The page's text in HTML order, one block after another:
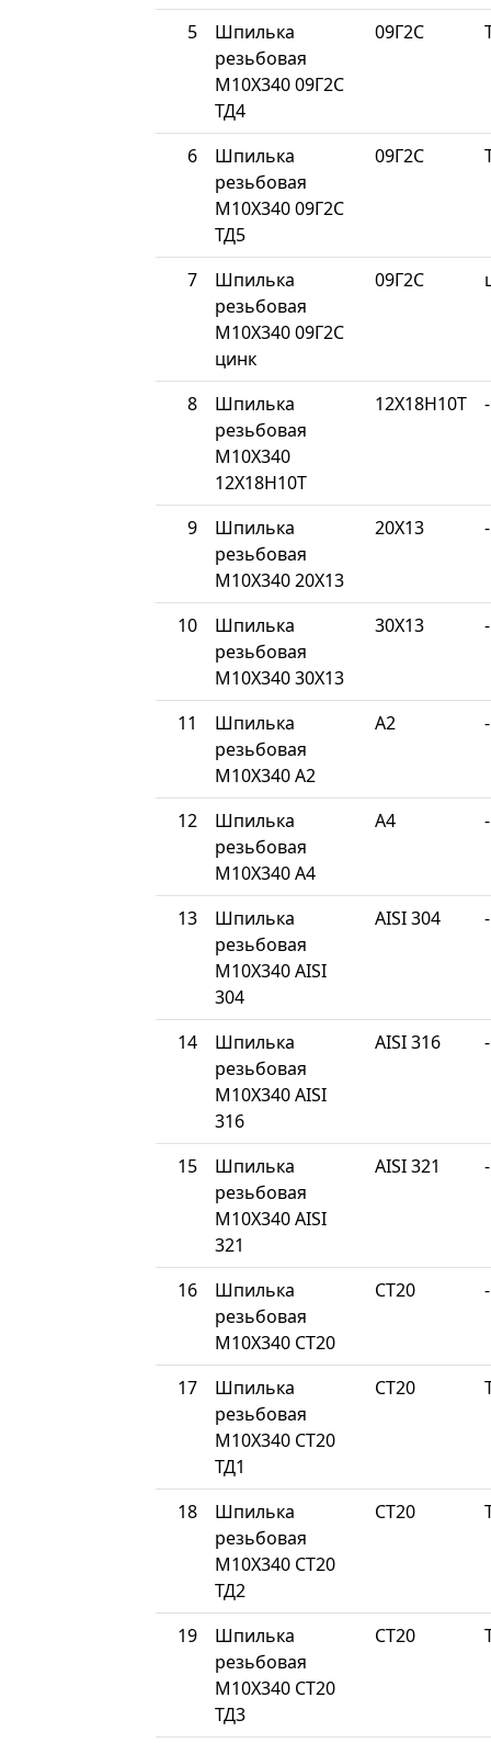
5
Шпилька
резьбовая
М10Х340 09Г2С
ТД4
09Г2С
6
Шпилька
резьбовая
М10Х340 09Г2С
ТД5
09Г2С
7
Шпилька
резьбовая
М10Х340 09Г2С
цинк
09Г2С
8
Шпилька
резьбовая
М10Х340
12Х18Н10Т
12Х18Н10Т -
9
Шпилька
резьбовая
М10Х340 20Х13
20Х13 -
10
Шпилька
резьбовая
М10Х340 30Х13
30Х13 -
11
Шпилька
резьбовая
М10Х340 A2
A2 -
12
Шпилька
резьбовая
М10Х340 A4
A4 -
13
Шпилька
резьбовая
М10Х340 AISI
304
AISI 304 -
14
Шпилька
резьбовая
М10Х340 AISI
316
AISI 316 -
15
Шпилька
резьбовая
М10Х340 AISI
321
AISI 321 -
16
Шпилька
резьбовая
М10Х340 СТ20
СТ20 -
17
Шпилька
резьбовая
М10Х340 СТ20
ТД1
СТ20
18
Шпилька
резьбовая
М10Х340 СТ20
ТД2
СТ20
19
Шпилька
резьбовая
М10Х340 СТ20
ТД3
СТ20